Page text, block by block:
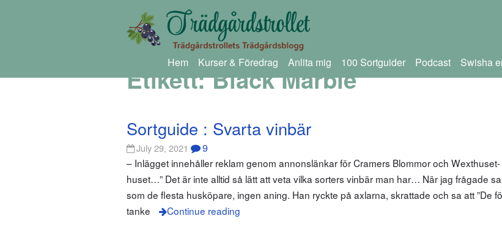
Hem Kurser & Föredrag Anlita mig 100 Sortguider Podcast Swisha
Etikett:Black Marble
Sortguide : Svarta vinbär
July 29, 2021 9
– Inlägget innehåller reklam genom annonslänkar för Cramers Blommor och Wexthuset-
huset…” Det är inte alltid så lätt att veta vilka sorters vinbär man har… När jag frågade
som de flesta husköpare, ingen aning. Han ryckte på axlarna, skrattade och sa att ”De
tanke
Continue reading